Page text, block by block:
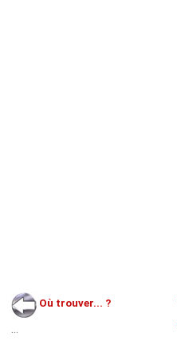
Où trouver... ?